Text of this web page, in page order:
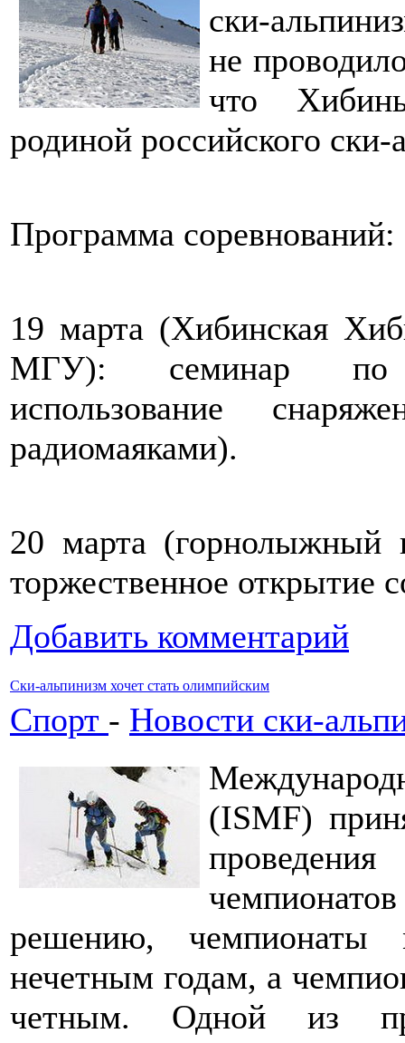
ски-
не
что
родиной российского ски-
Программа соревнований:
19 марта (Хибинская
МГУ): семинар по
использование
радиомаяками).
20 марта (горнолыжный
торжественное открытие
Добавить комментарий
Ски-альпинизм хочет стать олимпийским
Спорт - Новости ски-
(ISMF)
решению, чемпионаты
нечетным годам, а
четным. Одной из